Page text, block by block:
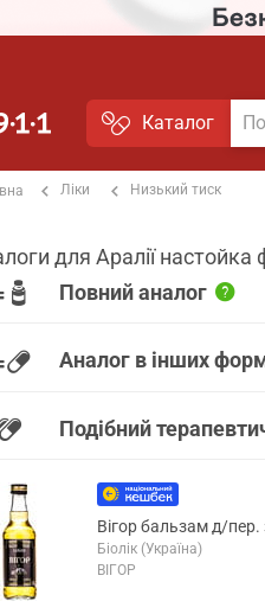
Каталог
Ліки Низький тиск
для Аралії настойка
Повний аналог
Аналог в інших
Подібний
Вігор бальзам д/
Біолік (Україна)
ВІГОР